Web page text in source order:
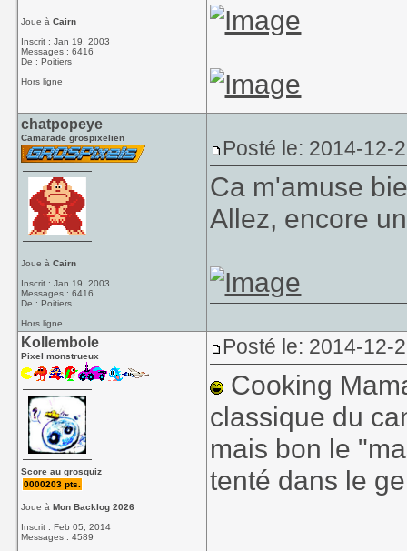
Joue àCairn
Inscrit : Jan 19, 2003
Messages : 6416
De : Poitiers
Hors ligne
chatpopeye
Camarade grospixelien
Joue àCairn
Inscrit : Jan 19, 2003
Messages : 6416
De : Poitiers
Hors ligne
Posté le: 2014-12-
Ca m'amuse
Allez, encore
Kollembole
Pixel monstrueux
Score au grosquiz
0000203 pts.
Joue àMon Backlog 2026
Inscrit : Feb 05, 2014
Messages : 4589
Posté le: 2014-12-
Cooking
classique du
mais bon le
tenté dans le